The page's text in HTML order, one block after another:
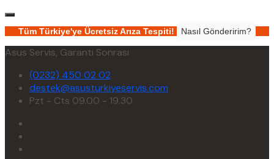
Tüm Türkiye'ye Ücretsiz Arıza Tespiti! Nasıl Gönderirim?
Asus Servis, Garanti Sonrası
(0232) 450 02 02
destek@asusturkiyeservis.com
Pzt - Cts 09.00 - 19.30